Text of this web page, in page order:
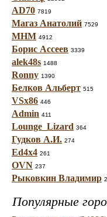
AD70 7819
Магаз Анатолий 7529
МНМ 4912
Борис Ассеев 3339
alek48s 1488
Ronny 1390
Белков Альберт 515
VSx86 446
Admin 411
Lounge_Lizard 364
Гудков А.И. 274
Ed4x4 261
OVN 237
Рыковкин Владимир
Популярные